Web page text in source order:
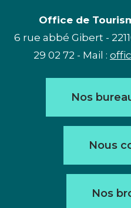
Office de
6 rue abbé Gibert -
29 02 72 - Mail :
Nos
Nous
Nos